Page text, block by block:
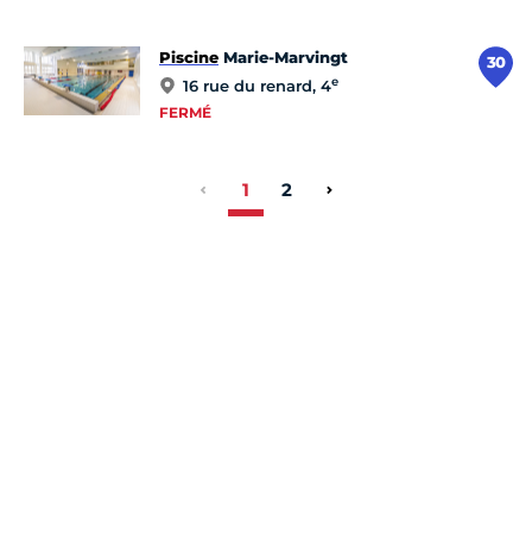
30
Piscine Marie-Marvingt
16 rue du renard, 4e
FERMÉ
1 2